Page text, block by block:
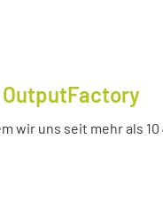
OutputFactory
wir uns seit mehr als